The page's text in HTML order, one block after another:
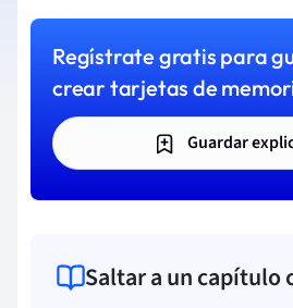
Regístrate gratis para
crear tarjetas de
Guardar
Saltar a un capítulo